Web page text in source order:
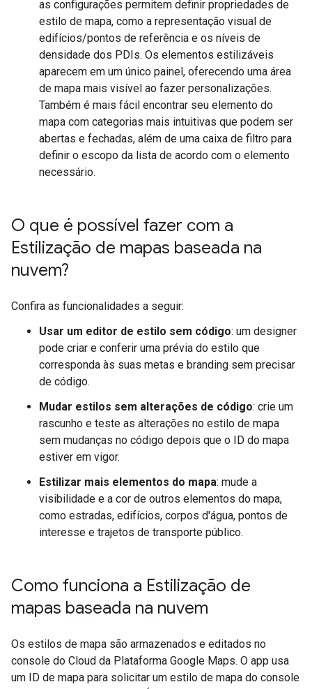
as configurações permitem definir propriedades de
estilo de mapa, como a representação visual de
edifícios/pontos de referência e os níveis de
densidade dos PDIs. Os elementos estilizáveis
aparecem em um único painel, oferecendo uma área
de mapa mais visível ao fazer personalizações.
Também é mais fácil encontrar seu elemento do
mapa com categorias mais intuitivas que podem ser
abertas e fechadas, além de uma caixa de filtro para
definir o escopo da lista de acordo com o elemento
necessário.
O que é possível fazer com a
Estilização de mapas baseada na
nuvem?
Confira as funcionalidades a seguir:
Usar um editor de estilo sem código: um designer
pode criar e conferir uma prévia do estilo que
corresponda às suas metas e branding sem precisar
de código.
Mudar estilos sem alterações de código: crie um
rascunho e teste as alterações no estilo de mapa
sem mudanças no código depois que o ID do mapa
estiver em vigor.
Estilizar mais elementos do mapa: mude a
visibilidade e a cor de outros elementos do mapa,
como estradas, edifícios, corpos d'água, pontos de
interesse e trajetos de transporte público.
Como funciona a Estilização de
mapas baseada na nuvem
Os estilos de mapa são armazenados e editados no
console do Cloud da Plataforma Google Maps. O app usa
um ID de mapa para solicitar um estilo de mapa do console